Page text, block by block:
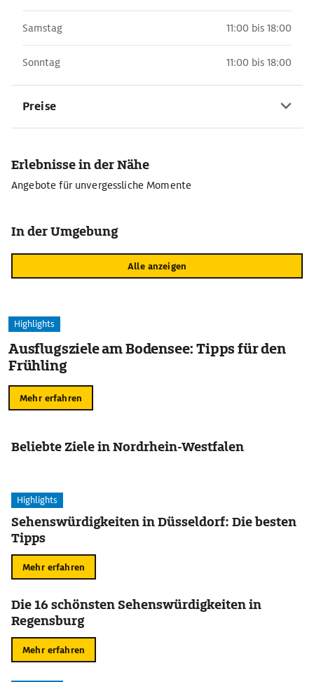
Samstag 11:00 bis 18:00
Sonntag 11:00 bis 18:00
Preise
Erlebnisse in der Nähe
Angebote für unvergessliche Momente
In der Umgebung
Alle anzeigen
Highlights
Ausflugsziele am Bodensee: Tipps für den
Frühling
Mehr erfahren
Beliebte Ziele in Nordrhein-Westfalen
Highlights
Sehenswürdigkeiten in Düsseldorf: Die besten
Tipps
Mehr erfahren
Die 16 schönsten Sehenswürdigkeiten in
Regensburg
Mehr erfahren